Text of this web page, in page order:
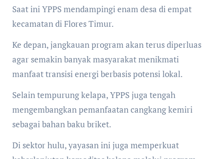
Saat ini YPPS mendampingi enam desa di empat
kecamatan di Flores Timur.
Ke depan, jangkauan program akan terus diperluas
agar semakin banyak masyarakat menikmati
manfaat transisi energi berbasis potensi lokal.
Selain tempurung kelapa, YPPS juga tengah
mengembangkan pemanfaatan cangkang kemiri
sebagai bahan baku briket.
Di sektor hulu, yayasan ini juga memperkuat